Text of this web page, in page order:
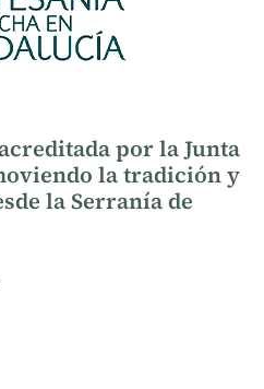
por la Junta
la tradición y
la Serranía de